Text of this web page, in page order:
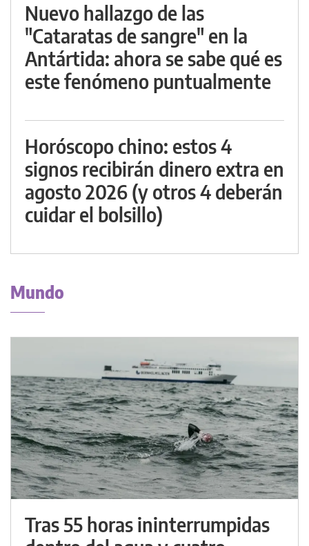
Nuevo hallazgo de las
"Cataratas de sangre" en la
Antártida: ahora se sabe qué es
este fenómeno puntualmente
Horóscopo chino: estos 4
signos recibirán dinero extra en
agosto 2026 (y otros 4 deberán
cuidar el bolsillo)
Mundo
Tras 55 horas ininterrumpidas